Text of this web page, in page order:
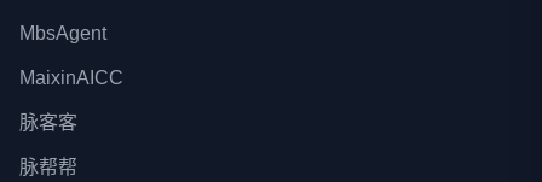
MbsAgent
MaixinAICC
脉客客
脉帮帮